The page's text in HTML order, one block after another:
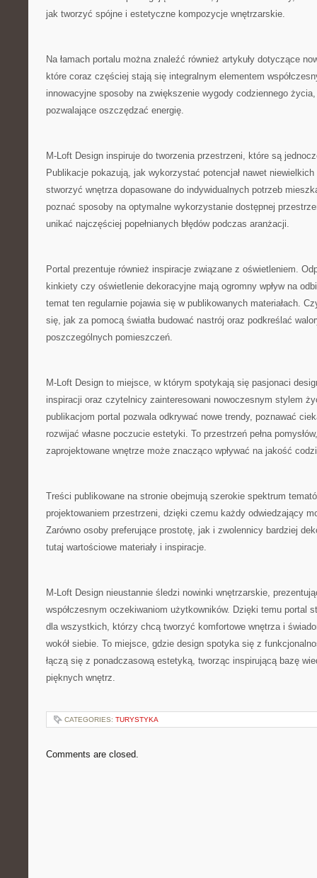
jak tworzyć spójne i estetyczne kompozycje wnętrzarskie.
Na łamach portalu można znaleźć również artykuły dotyczące
które coraz częściej stają się integralnym elementem
innowacyjne sposoby na zwiększenie wygody codziennego
pozwalające oszczędzać energię.
M-Loft Design inspiruje do tworzenia przestrzeni, które są
Publikacje pokazują, jak wykorzystać potencjał nawet
stworzyć wnętrza dopasowane do indywidualnych potrzeb
poznać sposoby na optymalne wykorzystanie dostępnej
unikać najczęściej popełnianych błędów podczas aranżacji.
Portal prezentuje również inspiracje związane z oświetleniem.
kinkiety czy oświetlenie dekoracyjne mają ogromny wpływ na
temat ten regularnie pojawia się w publikowanych materiałach.
się, jak za pomocą światła budować nastrój oraz podkreślać
poszczególnych pomieszczeń.
M-Loft Design to miejsce, w którym spotykają się pasjonaci
inspiracji oraz czytelnicy zainteresowani nowoczesnym stylem
publikacjom portal pozwala odkrywać nowe trendy, poznawać
rozwijać własne poczucie estetyki. To przestrzeń pełna
zaprojektowane wnętrze może znacząco wpływać na jakość
Treści publikowane na stronie obejmują szerokie spektrum
projektowaniem przestrzeni, dzięki czemu każdy odwiedzający
Zarówno osoby preferujące prostotę, jak i zwolennicy bardziej
tutaj wartościowe materiały i inspiracje.
M-Loft Design nieustannie śledzi nowinki wnętrzarskie,
współczesnym oczekiwaniom użytkowników. Dzięki temu portal
dla wszystkich, którzy chcą tworzyć komfortowe wnętrza i
wokół siebie. To miejsce, gdzie design spotyka się z
łączą się z ponadczasową estetyką, tworząc inspirującą bazę
pięknych wnętrz.
CATEGORIES: TURYSTYKA
Comments are closed.